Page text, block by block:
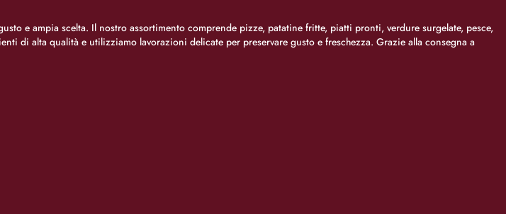
e ampia scelta. Il nostro assortimento comprende pizze, patatine fritte, piatti pronti, verdure surgelate, pesce,
di alta qualità e utilizziamo lavorazioni delicate per preservare gusto e freschezza. Grazie alla consegna a